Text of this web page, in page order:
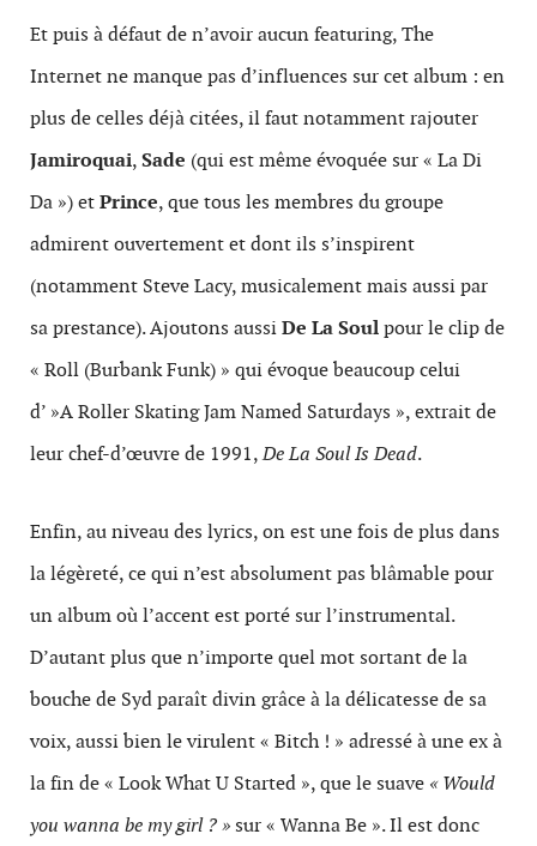
Et puis à défaut de n’avoir aucun featuring, The
Internet ne manque pas d’influences sur cet album : en
plus de celles déjà citées, il faut notamment rajouter
Jamiroquai,Sade (qui est même évoquée sur « La Di
Da ») etPrince, que tous les membres du groupe
admirent ouvertement et dont ils s’inspirent
(notamment Steve Lacy, musicalement mais aussi par
sa prestance). Ajoutons aussiDe La Soulpour le clip de
« Roll (Burbank Funk) » qui évoque beaucoup celui
d’ »A Roller Skating Jam Named Saturdays », extrait de
leur chef-d’œuvre de 1991,De La Soul Is Dead.
Enfin, au niveau des lyrics, on est une fois de plus dans
la légèreté, ce qui n’est absolument pas blâmable pour
un album où l’accent est porté sur l’instrumental.
D’autant plus que n’importe quel mot sortant de la
bouche de Syd paraît divin grâce à la délicatesse de sa
voix, aussi bien le virulent « Bitch ! » adressé à une ex à
la fin de « Look What U Started », que le suave « Would
you wanna be my girl ? » sur « Wanna Be ». Il est donc